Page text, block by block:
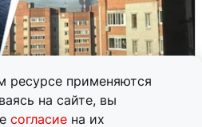
ресурсе применяются
на сайте, вы
согласие на их